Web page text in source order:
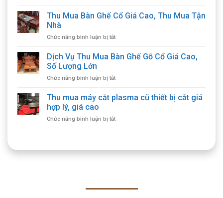
Mua
Đồ
Cổ
Cao
Cam
Chất
Thu Mua Bàn Ghế Cổ Giá Cao, Thu Mua Tận
Nhà
Chức năng bình luận bị tắtở
Mua
Cổ
Cao,
Tận
Dịch Vụ Thu Mua Bàn Ghế Gỗ Cổ Giá Cao,
Số Lượng Lớn
Chức năng bình luận bị tắtở
Vụ
Bàn
Lớn
Thu mua máy cắt plasma cũ thiết bị cắt giá
hợp lý, giá cao
Chức năng bình luận bị tắtở
cắt